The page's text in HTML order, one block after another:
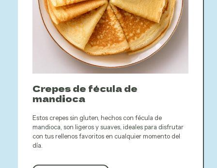
Crepes de fécula de
mandioca
Estos crepes sin gluten, hechos con fécula de
mandioca, son ligeros y suaves, ideales para disfrutar
con tus rellenos favoritos en cualquier momento del
día.